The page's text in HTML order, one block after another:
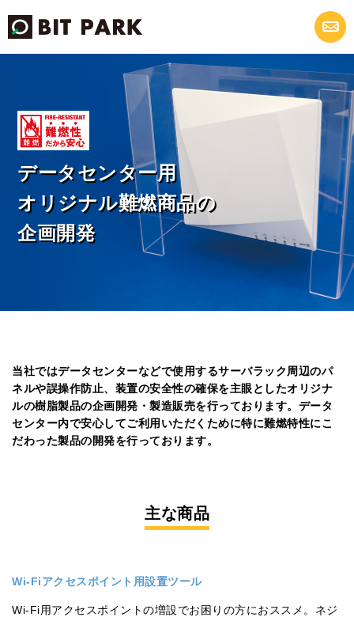
データセンター用
オリジナル難燃商品の
企画開発
当社ではデータセンターなどで使用するサーバラック周辺のパ
ネルや誤操作防止、装置の安全性の確保を主眼としたオリジナ
ルの樹脂製品の企画開発・製造販売を行っております。データ
センター内で安心してご利用いただくために特に難燃特性にこ
だわった製品の開発を行っております。
主な商品
Wi-Fiアクセスポイント用設置ツール
Wi-Fi用アクセスポイントの増設でお困りの方におススメ。ネジ